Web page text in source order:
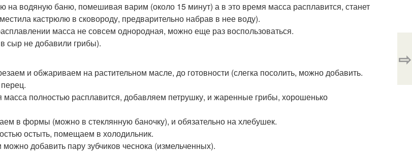
на водяную баню, помешивая варим (около 15 минут) а в это время масса расплавится, станет
кастрюлю в сковороду, предварительно набрав в нее воду).
масса не совсем однородная, можно еще раз воспользоваться.
сыр не добавили грибы).
и обжариваем на растительном масле, до готовности (слегка посолить, можно добавить.
масса полностью расплавится, добавляем петрушку, и жаренные грибы, хорошенько
в формы (можно в стеклянную баночку), и обязательно на хлебушек.
остыть, помещаем в холодильник.
можно добавить пару зубчиков чеснока (измельченных).
⇨